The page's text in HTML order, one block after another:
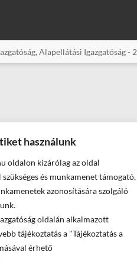
használunk
oldalon kizárólag az oldal
és munkamenet támogató,
azonosítására szolgáló
oldalán alkalmazott
tájékoztatás a "Tájékoztatás a
érhető
Alapellátási Igazgatóság -